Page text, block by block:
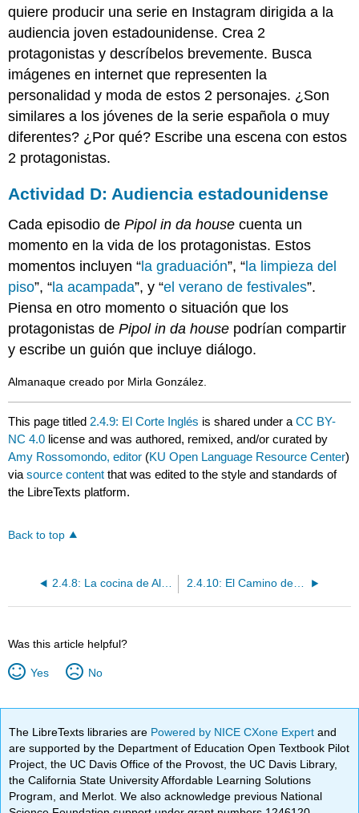
quiere producir una serie en Instagram dirigida a la
audiencia joven estadounidense. Crea 2
protagonistas y descríbelos brevemente. Busca
imágenes en internet que representen la
personalidad y moda de estos 2 personajes. ¿Son
similares a los jóvenes de la serie española o muy
diferentes? ¿Por qué? Escribe una escena con estos
2 protagonistas.
Actividad D: Audiencia estadounidense
Cada episodio dePipol in da house cuenta un
momento en la vida de los protagonistas. Estos
momentos incluyen “ la graduación”, “ la limpieza del
piso”, “ la acampada”, y “el verano de festivales”.
Piensa en otro momento o situación que los
protagonistas dePipol in da house podrían compartir
y escribe un guión que incluye diálogo.
Almanaque creado por Mirla González.
This page titled 2.4.9: El Corte Inglés is shared under aCC BY-
NC 4.0 license and was authored, remixed, and/or curated by
Amy Rossomondo, editor (KU Open Language Resource Center)
viasource content that was edited to the style and standards of
the LibreTexts platform.
Back to top
2.4.10: El Camino de Santiago
Was this article helpful?
Yes No
The LibreTexts libraries are Powered by NICE CXone Expertand
are supported by the Department of Education Open Textbook Pilot
Project, the UC Davis Office of the Provost, the UC Davis Library,
the California State University Affordable Learning Solutions
Program, and Merlot. We also acknowledge previous National